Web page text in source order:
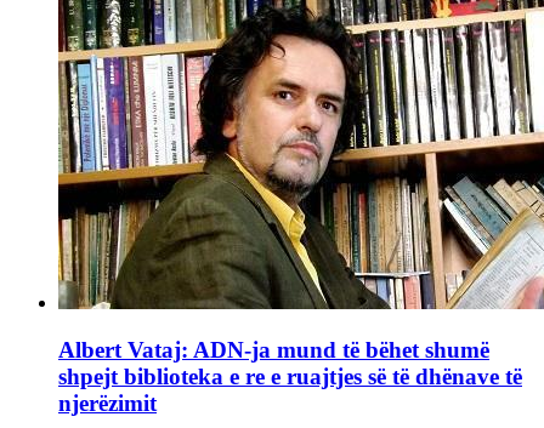
Albert Vataj: ADN-ja mund të bëhet shumë
shpejt biblioteka e re e ruajtjes së të dhënave të
njerëzimit